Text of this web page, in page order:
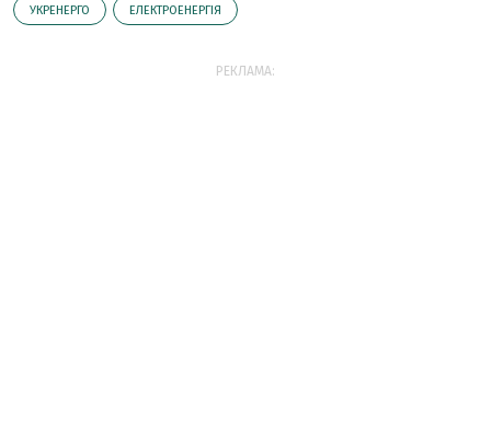
УКРЕНЕРГО ЕЛЕКТРОЕНЕРГІЯ
РЕКЛАМА: